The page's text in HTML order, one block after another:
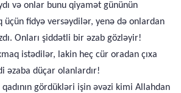
və onlar bunu qiyamət gününün
üçün fidyə versəydilər, yenə də onlardan
Onları şiddətli bir əzab gözləyir!
istədilər, lakin heç cür oradan çıxa
əzaba düçar olanlardır!
gördükləri işin əvəzi kimi Allahdan